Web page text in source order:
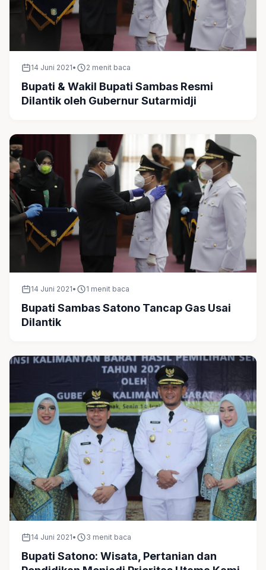
14 Juni 2021• 2 menit baca
Bupati & Wakil Bupati Sambas Resmi
Dilantik oleh Gubernur Sutarmidji
14 Juni 2021• 1 menit baca
Bupati Sambas Satono Tancap Gas Usai
Dilantik
14 Juni 2021• 3 menit baca
Bupati Satono: Wisata, Pertanian dan